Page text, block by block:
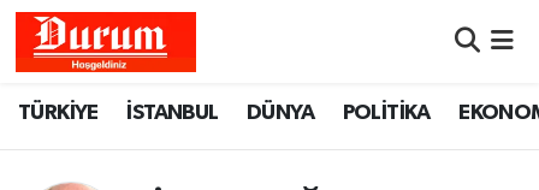
TÜRKİYE İSTANBUL DÜNYA POLİTİKA
Hava Durumu